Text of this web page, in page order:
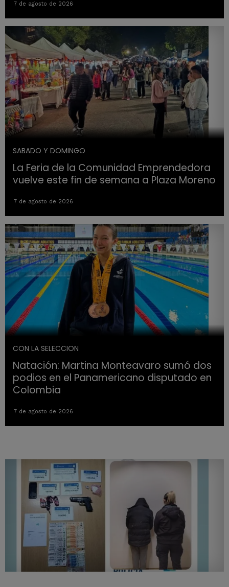
7 de agosto de 2026
SABADO Y DOMINGO
La Feria de la Comunidad Emprendedora
vuelve este fin de semana a Plaza Moreno
7 de agosto de 2026
CON LA SELECCION
Natación: Martina Monteavaro sumó dos
podios en el Panamericano disputado en
Colombia
7 de agosto de 2026